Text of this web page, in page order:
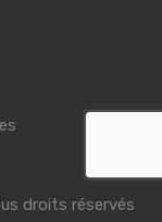
droits réservés